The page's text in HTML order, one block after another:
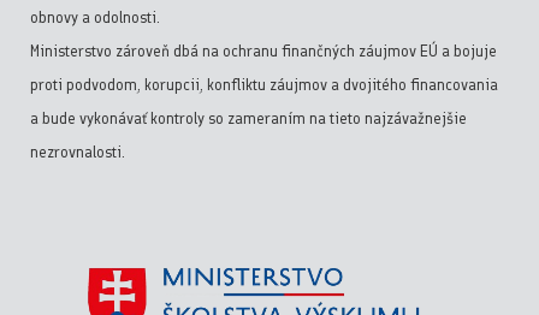
obnovy a odolnosti.
Ministerstvo zároveň dbá na ochranu finančných záujmov EÚ a bojuje
proti podvodom, korupcii, konfliktu záujmov a dvojitého financovania
a bude vykonávať kontroly so zameraním na tieto najzávažnejšie
nezrovnalosti.